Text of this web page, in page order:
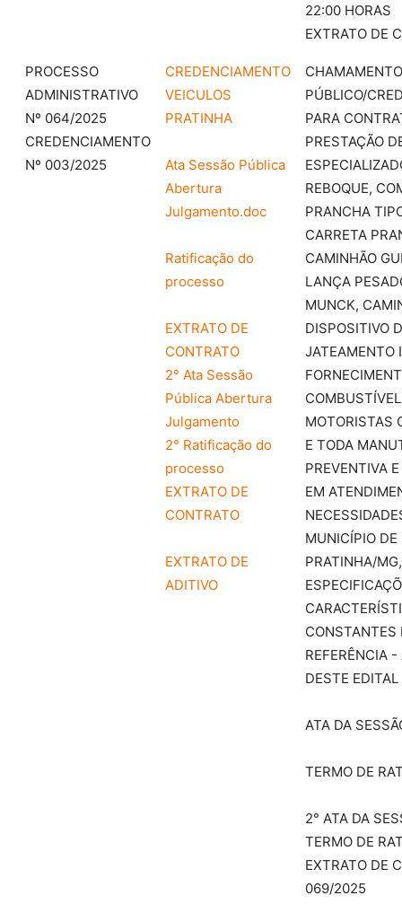
22:00 HORAS
EXTRATO DE
PROCESSO
ADMINISTRATIVO
Nº 064/2025
CREDENCIAMENTO
Nº 003/2025
CREDENCIAMENTO
VEICULOS
PRATINHA
Ata Sessão Pública
Abertura
Julgamento.doc
Ratificação do
processo
EXTRATO DE
CONTRATO
2° Ata Sessão
Pública Abertura
Julgamento
2° Ratificação do
processo
EXTRATO DE
CONTRATO
EXTRATO DE
ADITIVO
CHAMAMENTO
PÚBLICO/
PARA
PRESTAÇÃO
REBOQUE,
PRANCHA
CARRETA
CAMINHÃO
LANÇA
MUNCK,
DISPOSITIVO
JATEAMENTO
MOTORISTAS
E TODA
PREVENTIVA
EM
MUNICÍPIO DE
PRATINHA/
CONSTANTES
REFERÊNCIA -
DESTE EDITAL
ATA DA
TERMO DE
2° ATA DA
TERMO DE
EXTRATO DE
069/2025